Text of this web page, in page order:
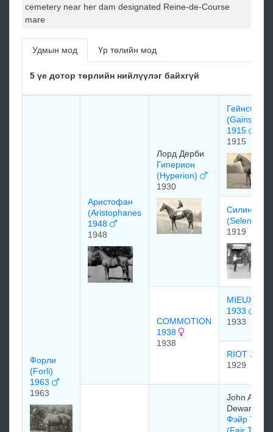
cemetery near her dam designated Reine-de-Course
mare
Удмын мод Үр төлийн мод
5 үе дотор төрлийн нийлүүлэг байхгүй
Форли
(Forli)
1963
1963
Аристофан
(Aristophanes
1948
1948
Лоpд Дepби
Гиперион
(Hyperion)
1930
Гейнсборо
1915
1915
Силин
(Selene)
1919
COMMOTION
1938
1938
MIEUXCE
1933
1933
RIOT 1929
1929
John Arthur
Dewar
Фэйр